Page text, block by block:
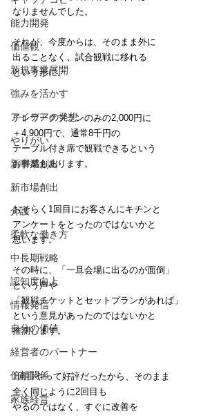
能力開発
価値観
新規事業展開
強みを活かす
アイデアの発想
やりがい
新事業創出
新市場創出
介護
柔軟な働き方
中長期戦略
認知度向上
情報発信
自分の価値
経営者のパートナー
信頼関係
家族経営
なりませんでした。
それが、今度からは、そのまま外に
出ることなく、試合観戦に移れる
という形に。
テレワークプランのみの2,000円に
＋4,900円で、通常8千円の
テーブル付き席で観戦できるという
お得感もあります。
おそらく1回目にお客さんにキチンと
アンケートをとったのではないかと
思います。
その時に、「一旦会場に出るのが面倒」
という声や
「観戦チケットとセットプランがあれば」
という意見があったのではないかと
推測します。
1回目やって好評だったから、そのまま
全く同じように2回目も
やるのではなく、すぐに改善を